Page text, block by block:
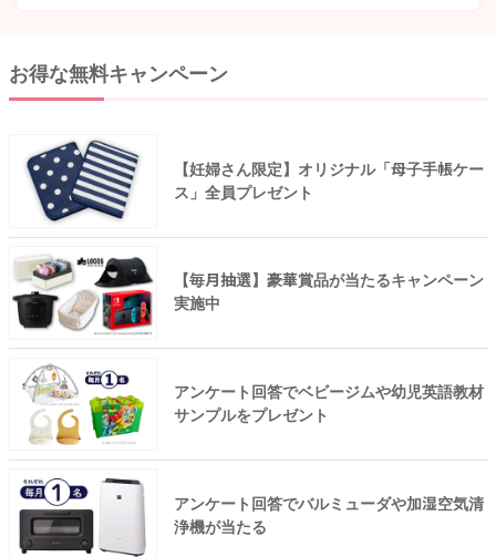
お得な無料キャンペーン
【妊婦さん限定】オリジナル「母子手帳ケー
ス」全員プレゼント
【毎月抽選】豪華賞品が当たるキャンペーン
実施中
アンケート回答でベビージムや幼児英語教材
サンプルをプレゼント
アンケート回答でバルミューダや加湿空気清
浄機が当たる